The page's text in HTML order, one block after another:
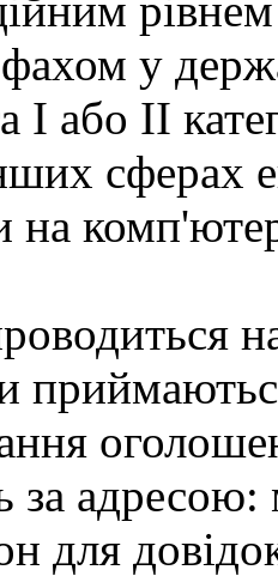
у
І або ІІ
сферах
на
за
для